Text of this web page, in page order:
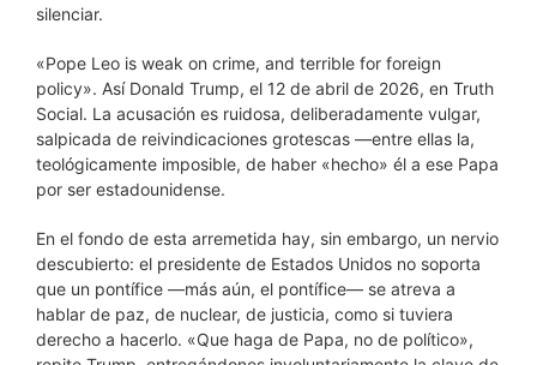
silenciar.
«Pope Leo is weak on crime, and terrible for foreign
policy». Así Donald Trump, el 12 de abril de 2026, en Truth
Social. La acusación es ruidosa, deliberadamente vulgar,
salpicada de reivindicaciones grotescas —entre ellas la,
teológicamente imposible, de haber «hecho» él a ese Papa
por ser estadounidense.
En el fondo de esta arremetida hay, sin embargo, un nervio
descubierto: el presidente de Estados Unidos no soporta
que un pontífice —más aún, el pontífice— se atreva a
hablar de paz, de nuclear, de justicia, como si tuviera
derecho a hacerlo. «Que haga de Papa, no de político»,